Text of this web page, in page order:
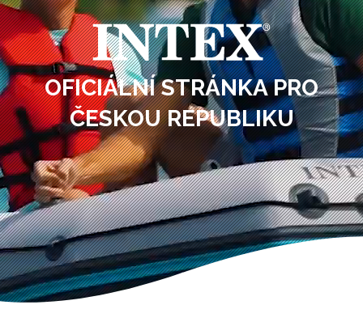
OFICIÁLNÍ STRÁNKA PRO
ČESKOU REPUBLIKU